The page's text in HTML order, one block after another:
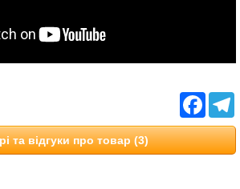
та відгуки про товар (3)